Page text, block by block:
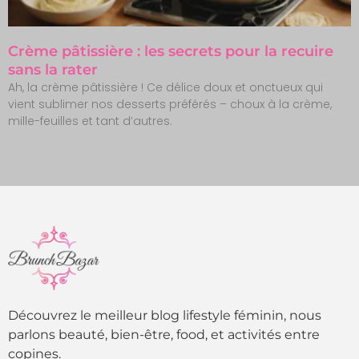
Crème pâtissière : les secrets pour la recuire
sans la rater
Ah, la crème pâtissière ! Ce délice doux et onctueux qui
vient sublimer nos desserts préférés – choux à la crème,
mille-feuilles et tant d’autres.
Découvrez le meilleur blog lifestyle féminin, nous
parlons beauté, bien-être, food, et activités entre
copines.